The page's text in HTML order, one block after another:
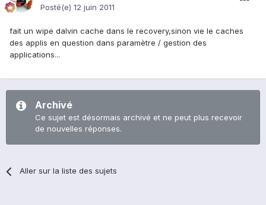
Posté(e) 12 juin 2011
fait un wipe dalvin cache dans le recovery,sinon vie le caches
des applis en question dans paramètre / gestion des
applications...
Archivé
Ce sujet est désormais archivé et ne peut plus recevoir
de nouvelles réponses.
Aller sur la liste des sujets